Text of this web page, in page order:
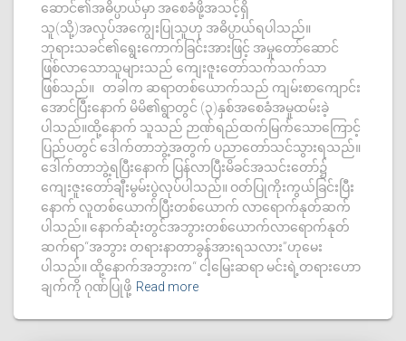
ဆောင်၏အဓိပ္ပာယ်မှာ အစေခံဖို့အသင့်ရှိ
သူ(သို့)အလုပ်အကျွေးပြုသူဟု အဓိပ္ပာယ်ရပါသည်။
ဘုရားသခင်၏ရွေးကောက်ခြင်းအားဖြင့် အမှုတော်ဆောင်
ဖြစ်လာသောသူများသည် ကျေးဇူးတော်သက်သက်သာ
ဖြစ်သည်။ တခါက ဆရာတစ်ယောက်သည် ကျမ်းစာကျောင်း
အောင်ပြီးနောက် မိမိ၏ရွာတွင် (၃)နှစ်အစေခံအမှုထမ်းခဲ့
ပါသည်။ထို့နောက် သူသည် ဉာဏ်ရည်ထက်မြက်သောကြောင့်
ပြည်ပတွင် ဒေါက်တာဘွဲ့အတွက် ပညာတော်သင်သွားရသည်။
ဒေါက်တာဘွဲ့ရပြီးနောက် ပြန်လာပြီးမိခင်အသင်းတော်၌
ကျေးဇူးတော်ချီးမွမ်းပွဲလုပ်ပါသည်။ ဝတ်ပြုကိုးကွယ်ခြင်းပြီး
နောက် လူတစ်ယောက်ပြီးတစ်ယောက် လာရောက်နုတ်ဆက်
ပါသည်။ နောက်ဆုံးတွင်အဘွားတစ်ယောက်လာရောက်နုတ်
ဆက်ရာ“အဘွား တရားနာတာခွန်အားရသလား”ဟုမေး
ပါသည်။ ထို့နောက်အဘွားက“ ငါ့မြေးဆရာ မင်းရဲ့တရားဟော
ချက်ကို ဂုဏ်ပြုဖို့ Read more